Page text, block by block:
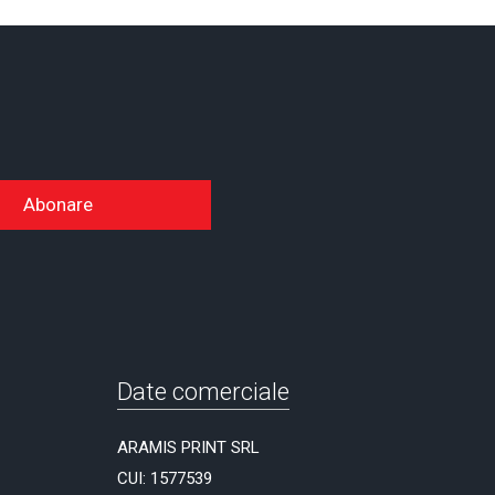
Abonare
Date comerciale
ARAMIS PRINT SRL
CUI: 1577539